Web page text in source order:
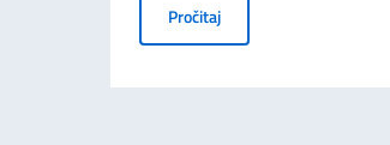
PročitajKOMEMORACIJA 70.